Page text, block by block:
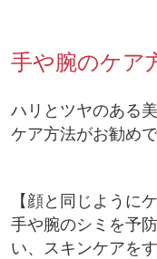
手や腕のケア
ハリとツヤのある
ケア方法がお勧めで
【顔と同じように
手や腕のシミを予
い、スキンケアを